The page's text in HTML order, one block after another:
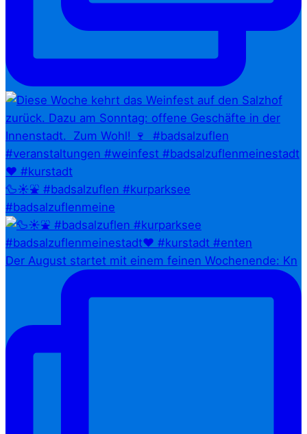
🦆☀️⛲ #badsalzuflen #kurparksee
#badsalzuflenmeine
Der August startet mit einem feinen Wochenende: Kn